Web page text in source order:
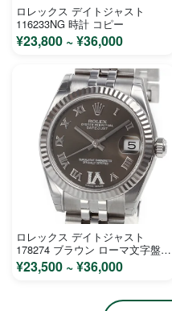
ロレックス デイトジャスト
116233NG 時計 コピー
¥23,800 ~ ¥36,000
ロレックス デイトジャスト
178274 ブラウン ローマ文字盤
ステンレス ホワイトゴールド ユ
ニセックス 時計 コピー
¥23,500 ~ ¥36,000